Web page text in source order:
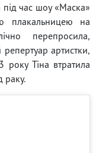
час шоу «Маска»
плакальницею на
перепросила,
артистки,
року Тіна втратила
раку.